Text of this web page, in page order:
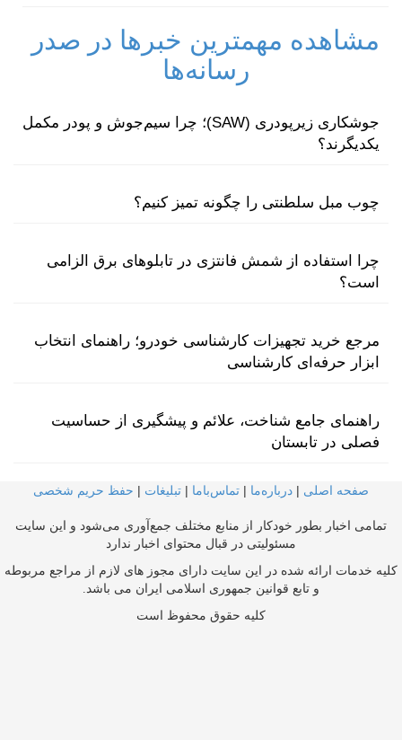
مشاهده مهمترین خبرها در صدر
رسانه‌ها
جوشکاری زیرپودری (SAW)؛ چرا سیم‌جوش و پودر مکمل
یکدیگرند؟
چوب مبل سلطنتی را چگونه تمیز کنیم؟
چرا استفاده از شمش فانتزی در تابلوهای برق الزامی
است؟
مرجع خرید تجهیزات کارشناسی خودرو؛ راهنمای انتخاب
ابزار حرفه‌ای کارشناسی
راهنمای جامع شناخت، علائم و پیشگیری از حساسیت
فصلی در تابستان
صفحه اصلی | درباره‌ما | تماس‌با‌ما | تبلیغات | حفظ حریم شخصی
تمامی اخبار بطور خودکار از منابع مختلف جمع‌آوری می‌شود و این سایت
مسئولیتی در قبال محتوای اخبار ندارد
کلیه خدمات ارائه شده در این سایت دارای مجوز های لازم از مراجع مربوطه
و تابع قوانین جمهوری اسلامی ایران می باشد.
کلیه حقوق محفوظ است